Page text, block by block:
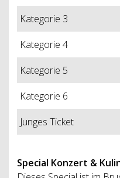
Kategorie 3
Kategorie 4
Kategorie 5
Kategorie 6
Junges Ticket
Special Konzert &